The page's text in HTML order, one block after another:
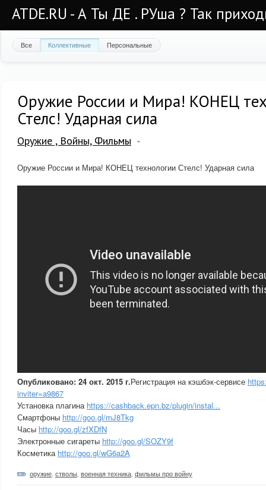
ATDE.RU - А Ты ДЕ . РУша ? Так
Все Коллективные Персональные
Оружие России и Мира! КОНЕЦ
Стелс! Ударная сила
Оружие , Войны, Фильмы
Оружие России и Мира! КОНЕЦ технологии Стелс! Ударная сила
Опубликовано: 24 окт. 2015 г.Регистрация на кэшбэк-сервисе
inviter=a9867
Установка плагина https://cashback.epn.bz/plugin/instal...
Смартфоны http://goo.gl/mJ8Tkg
Часы http://goo.gl/zfXDfN
Электронные сигареты http://goo.gl/SOZY9f
Косметика http://goo.gl/wG6a2A
оружие стволы военная техника фильмы про войну